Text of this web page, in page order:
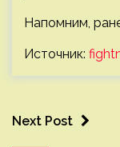
Напомним,
Источник:
Next Post